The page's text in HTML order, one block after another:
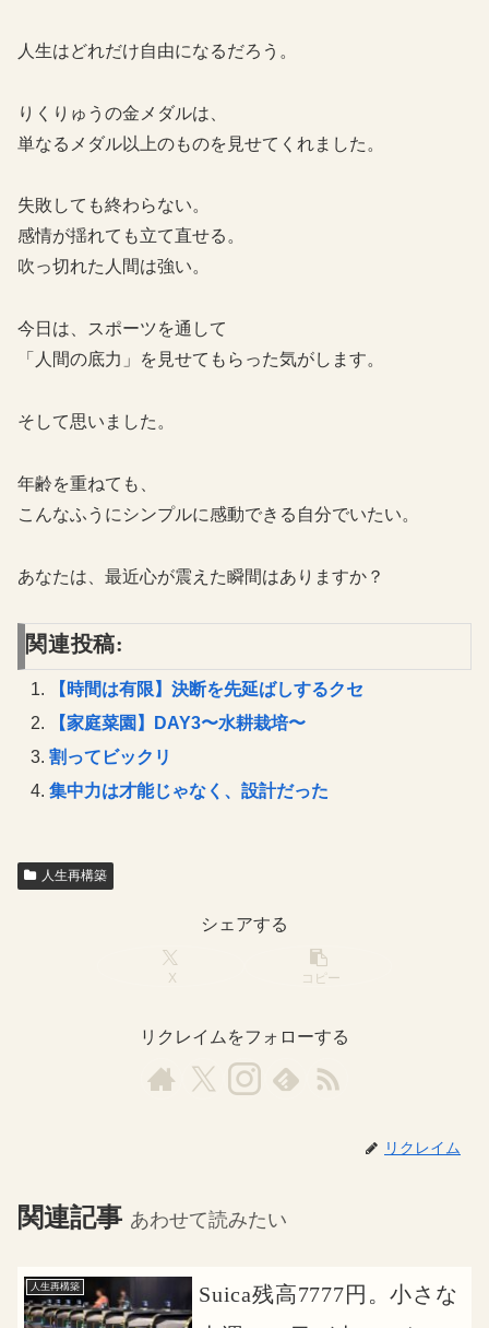
人生はどれだけ自由になるだろう。
りくりゅうの金メダルは、
単なるメダル以上のものを見せてくれました。
失敗しても終わらない。
感情が揺れても立て直せる。
吹っ切れた人間は強い。
今日は、スポーツを通して
「人間の底力」を見せてもらった気がします。
そして思いました。
年齢を重ねても、
こんなふうにシンプルに感動できる自分でいたい。
あなたは、最近心が震えた瞬間はありますか？
関連投稿:
【時間は有限】決断を先延ばしするクセ
【家庭菜園】DAY3〜水耕栽培〜
割ってビックリ
集中力は才能じゃなく、設計だった
人生再構築
シェアする
X コピー
リクレイムをフォローする
リクレイム
関連記事 あわせて読みたい
人生再構築
Suica残高7777円。小さな